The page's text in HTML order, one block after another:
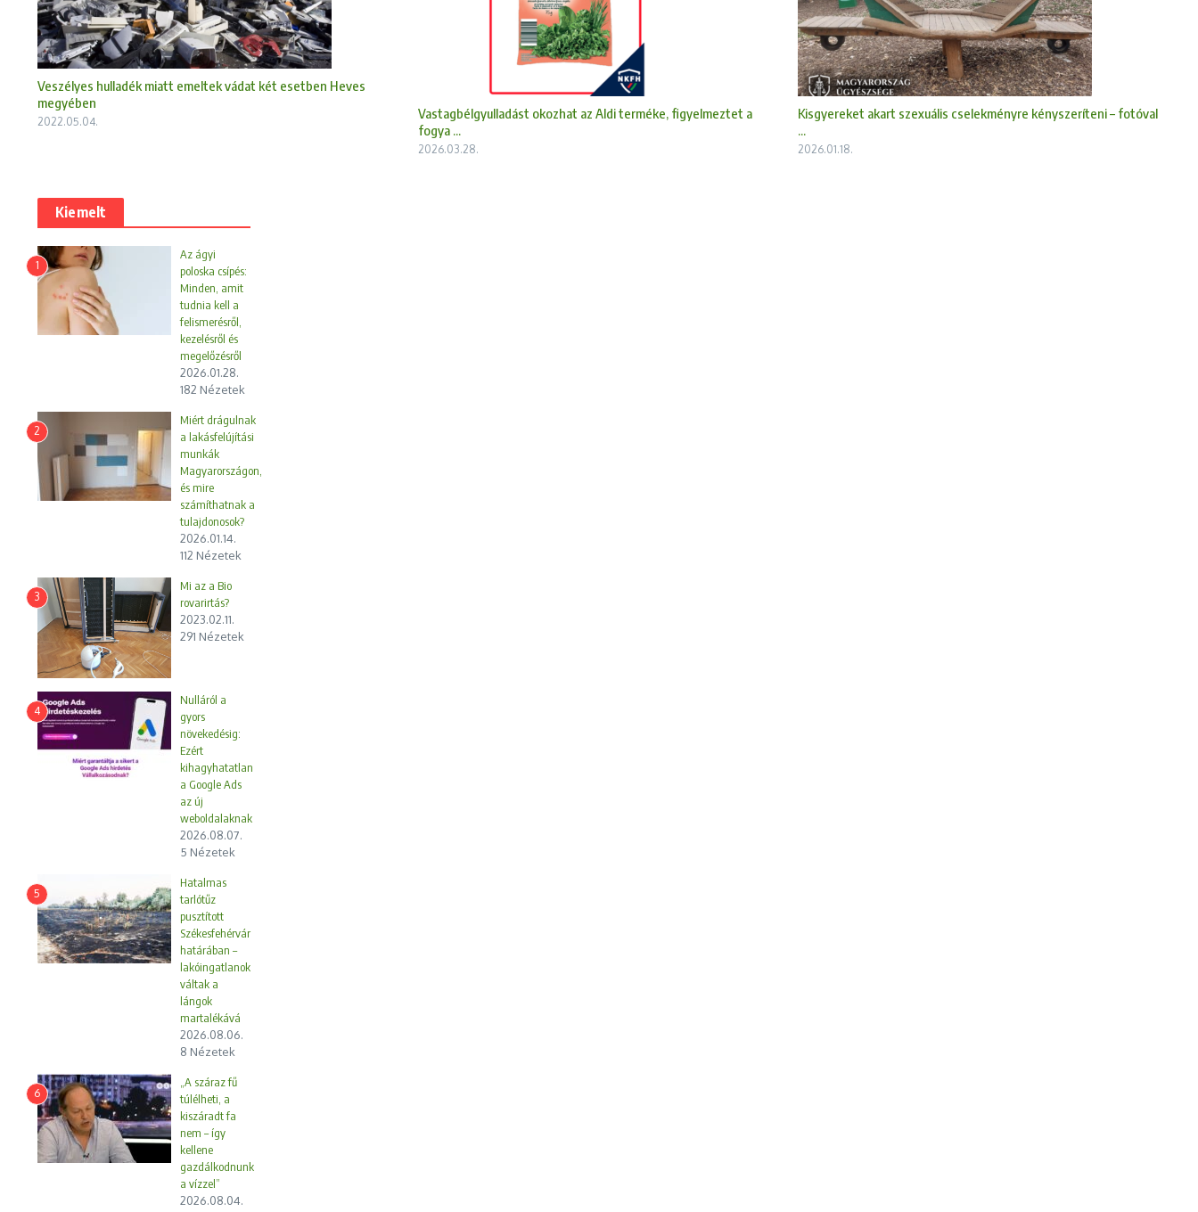
Veszélyes hulladék miatt emeltek vádat két esetben Heves
megyében
2022.05.04.
Vastagbélgyulladást okozhat az Aldi terméke, figyelmeztet a
fogya ...
2026.03.28.
Kisgyereket akart szexuális cselekményre kényszeríteni – fotóval
...
2026.01.18.
Kiemelt
1
Az ágyi
poloska csípés:
Minden, amit
tudnia kell a
felismerésről,
kezelésről és
megelőzésről
2026.01.28.
182 Nézetek
2
Miért drágulnak
a lakásfelújítási
munkák
Magyarországon,
és mire
számíthatnak a
tulajdonosok?
2026.01.14.
112 Nézetek
3
Mi az a Bio
rovarirtás?
2023.02.11.
291 Nézetek
4
Nulláról a
gyors
növekedésig:
Ezért
kihagyhatatlan
a Google Ads
az új
weboldalaknak
2026.08.07.
5 Nézetek
5
Hatalmas
tarlótűz
pusztított
Székesfehérvár
határában –
lakóingatlanok
váltak a
lángok
martalékává
2026.08.06.
8 Nézetek
6
„A száraz fű
túlélheti, a
kiszáradt fa
nem – így
kellene
gazdálkodnunk
a vízzel”
2026.08.04.